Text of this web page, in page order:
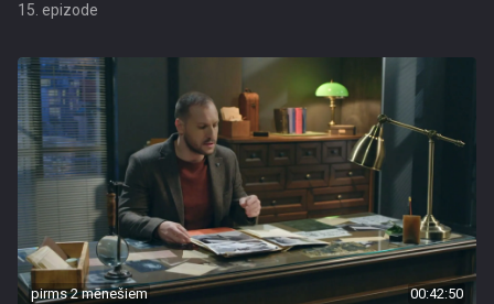
15. epizode
pirms 2 mēnešiem 00:42:50